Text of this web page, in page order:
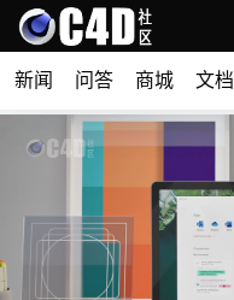
新闻 问答 商城 文档